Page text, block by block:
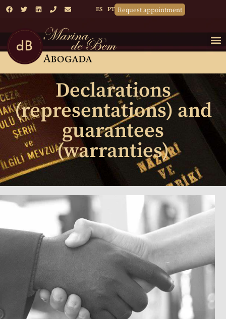
ES PT Request appointment
Declarations
(representations) and
guarantees
(warranties)